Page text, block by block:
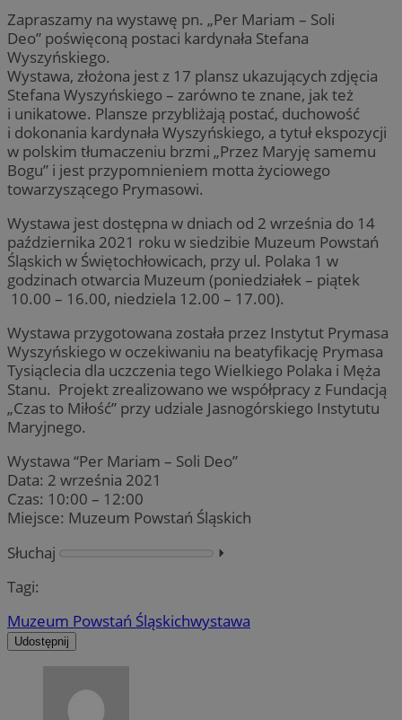
Zapraszamy na wystawę pn. „Per Mariam – Soli
Deo” poświęconą postaci kardynała Stefana
Wyszyńskiego.
Wystawa, złożona jest z 17 plansz ukazujących zdjęcia
Stefana Wyszyńskiego – zarówno te znane, jak też
i unikatowe. Plansze przybliżają postać, duchowość
i dokonania kardynała Wyszyńskiego, a tytuł ekspozycji
w polskim tłumaczeniu brzmi „Przez Maryję samemu
Bogu” i jest przypomnieniem motta życiowego
towarzyszącego Prymasowi.
Wystawa jest dostępna w dniach od 2 września do 14
października 2021 roku w siedzibie Muzeum Powstań
Śląskich w Świętochłowicach, przy ul. Polaka 1 w
godzinach otwarcia Muzeum (poniedziałek – piątek
10.00 – 16.00, niedziela 12.00 – 17.00).
Wystawa przygotowana została przez Instytut Prymasa
Wyszyńskiego w oczekiwaniu na beatyfikację Prymasa
Tysiąclecia dla uczczenia tego Wielkiego Polaka i Męża
Stanu. Projekt zrealizowano we współpracy z Fundacją
„Czas to Miłość” przy udziale Jasnogórskiego Instytutu
Maryjnego.
Wystawa “Per Mariam – Soli Deo”
Data: 2 września 2021
Czas: 10:00 – 12:00
Miejsce: Muzeum Powstań Śląskich
Słuchaj
⏵︎
Tagi:
Muzeum Powstań Śląskichwystawa
Udostępnij